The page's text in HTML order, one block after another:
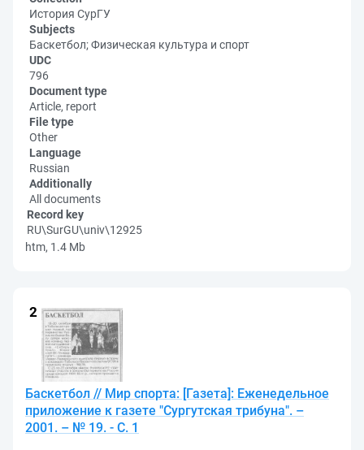
История СурГУ
Subjects
Баскетбол; Физическая культура и спорт
UDC
796
Document type
Article, report
File type
Other
Language
Russian
Additionally
All documents
Record key
RU\SurGU\univ\12925
htm, 1.4 Mb
Баскетбол // Мир спорта: [Газета]: Еженедельное
приложение к газете "Сургутская трибуна". –
2001. – № 19. - С. 1